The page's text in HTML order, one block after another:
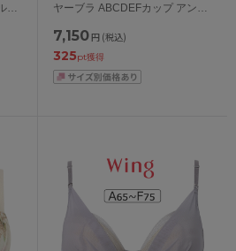
ヤーブラ ABCDEFカップ アンダ
7,150 円 (税込)
325pt獲得